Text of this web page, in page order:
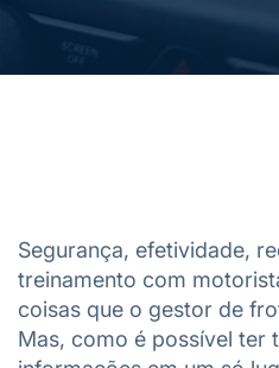
Segurança, efetividade,
treinamento com
coisas que o gestor de
Mas, como é possível ter